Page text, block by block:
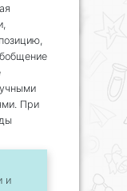
При
и